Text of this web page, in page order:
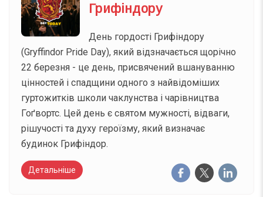
Грифіндору
День гордості Грифіндору
(Gryffindor Pride Day), який відзначається щорічно
22 березня - це день, присвячений вшануванню
цінностей і спадщини одного з найвідоміших
гуртожитків школи чаклунства і чарівництва
Гоґвортс. Цей день є святом мужності, відваги,
рішучості та духу героїзму, який визначає
будинок Грифіндор.
Детальніше